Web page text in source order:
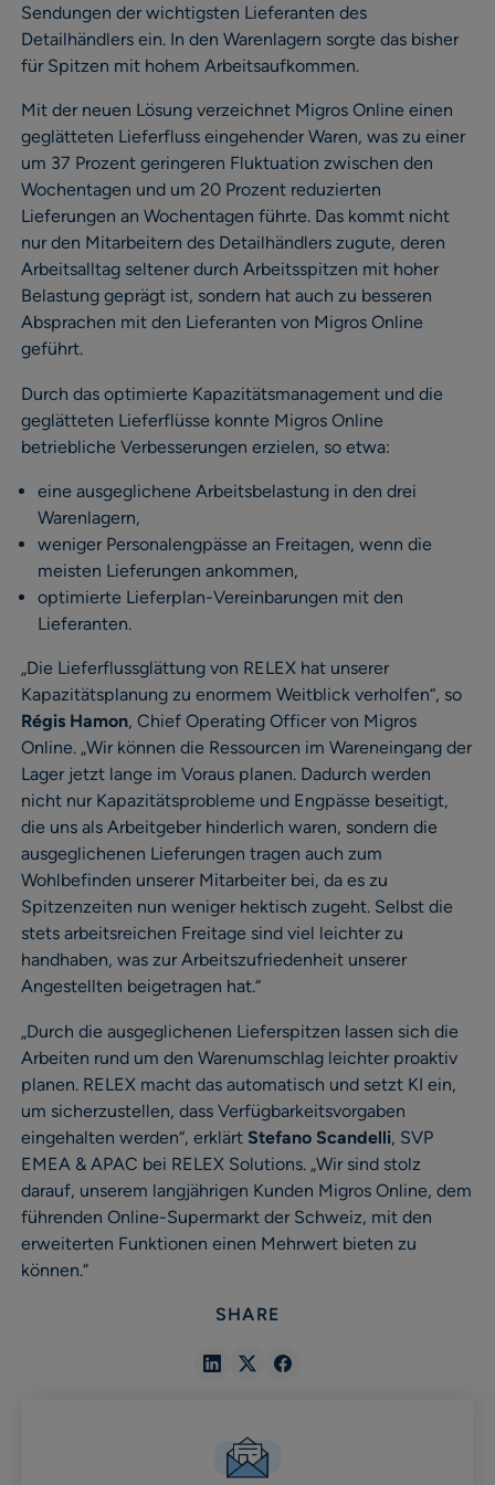
Sendungen der wichtigsten Lieferanten des
Detailhändlers ein. In den Warenlagern sorgte das bisher
für Spitzen mit hohem Arbeitsaufkommen.
Mit der neuen Lösung verzeichnet Migros Online einen
geglätteten Lieferfluss eingehender Waren, was zu einer
um 37 Prozent geringeren Fluktuation zwischen den
Wochentagen und um 20 Prozent reduzierten
Lieferungen an Wochentagen führte. Das kommt nicht
nur den Mitarbeitern des Detailhändlers zugute, deren
Arbeitsalltag seltener durch Arbeitsspitzen mit hoher
Belastung geprägt ist, sondern hat auch zu besseren
Absprachen mit den Lieferanten von Migros Online
geführt.
Durch das optimierte Kapazitätsmanagement und die
geglätteten Lieferflüsse konnte Migros Online
betriebliche Verbesserungen erzielen, so etwa:
eine ausgeglichene Arbeitsbelastung in den drei
Warenlagern,
weniger Personalengpässe an Freitagen, wenn die
meisten Lieferungen ankommen,
optimierte Lieferplan-Vereinbarungen mit den
Lieferanten.
„Die Lieferflussglättung von RELEX hat unserer
Kapazitätsplanung zu enormem Weitblick verholfen“, so
Régis Hamon, Chief Operating Officer von Migros
Online. „Wir können die Ressourcen im Wareneingang der
Lager jetzt lange im Voraus planen. Dadurch werden
nicht nur Kapazitätsprobleme und Engpässe beseitigt,
die uns als Arbeitgeber hinderlich waren, sondern die
ausgeglichenen Lieferungen tragen auch zum
Wohlbefinden unserer Mitarbeiter bei, da es zu
Spitzenzeiten nun weniger hektisch zugeht. Selbst die
stets arbeitsreichen Freitage sind viel leichter zu
handhaben, was zur Arbeitszufriedenheit unserer
Angestellten beigetragen hat.“
„Durch die ausgeglichenen Lieferspitzen lassen sich die
Arbeiten rund um den Warenumschlag leichter proaktiv
planen. RELEX macht das automatisch und setzt KI ein,
um sicherzustellen, dass Verfügbarkeitsvorgaben
eingehalten werden“, erklärt Stefano Scandelli, SVP
EMEA & APAC bei RELEX Solutions. „Wir sind stolz
darauf, unserem langjährigen Kunden Migros Online, dem
führenden Online-Supermarkt der Schweiz, mit den
erweiterten Funktionen einen Mehrwert bieten zu
können.“
SHARE
ShareShareShare